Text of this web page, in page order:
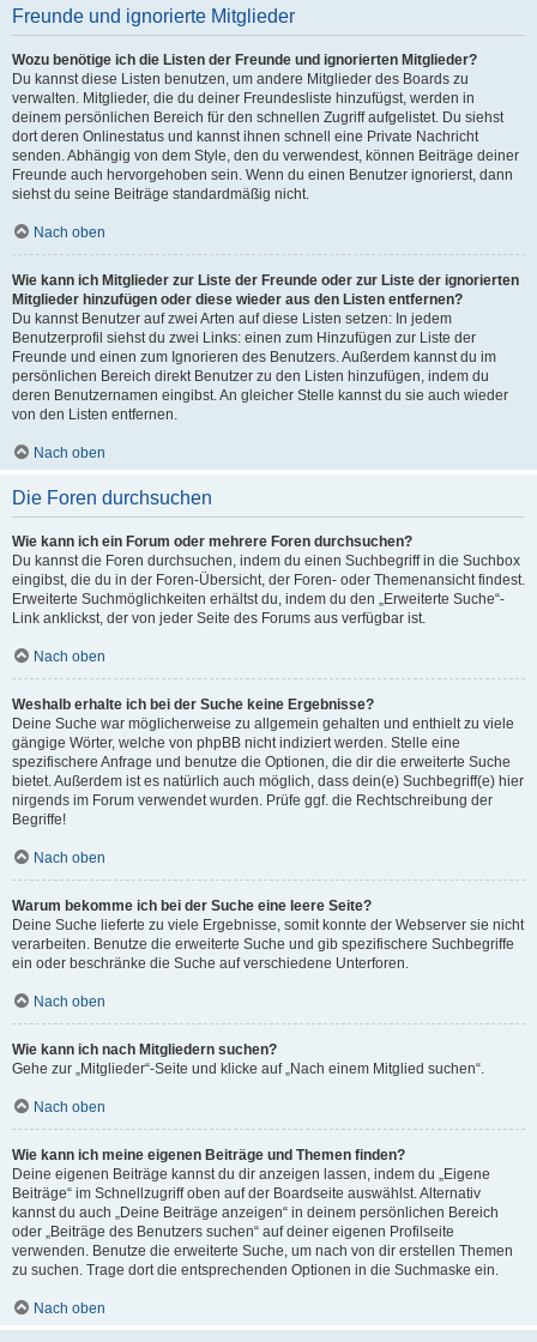
Freunde und ignorierte Mitglieder
Wozu benötige ich die Listen der Freunde und ignorierten Mitglieder?
Du kannst diese Listen benutzen, um andere Mitglieder des Boards zu
verwalten. Mitglieder, die du deiner Freundesliste hinzufügst, werden in
deinem persönlichen Bereich für den schnellen Zugriff aufgelistet. Du siehst
dort deren Onlinestatus und kannst ihnen schnell eine Private Nachricht
senden. Abhängig von dem Style, den du verwendest, können Beiträge deiner
Freunde auch hervorgehoben sein. Wenn du einen Benutzer ignorierst, dann
siehst du seine Beiträge standardmäßig nicht.
Nach oben
Wie kann ich Mitglieder zur Liste der Freunde oder zur Liste der ignorierten
Mitglieder hinzufügen oder diese wieder aus den Listen entfernen?
Du kannst Benutzer auf zwei Arten auf diese Listen setzen: In jedem
Benutzerprofil siehst du zwei Links: einen zum Hinzufügen zur Liste der
Freunde und einen zum Ignorieren des Benutzers. Außerdem kannst du im
persönlichen Bereich direkt Benutzer zu den Listen hinzufügen, indem du
deren Benutzernamen eingibst. An gleicher Stelle kannst du sie auch wieder
von den Listen entfernen.
Nach oben
Die Foren durchsuchen
Wie kann ich ein Forum oder mehrere Foren durchsuchen?
Du kannst die Foren durchsuchen, indem du einen Suchbegriff in die Suchbox
eingibst, die du in der Foren-Übersicht, der Foren- oder Themenansicht findest.
Erweiterte Suchmöglichkeiten erhältst du, indem du den „Erweiterte Suche“-
Link anklickst, der von jeder Seite des Forums aus verfügbar ist.
Nach oben
Weshalb erhalte ich bei der Suche keine Ergebnisse?
Deine Suche war möglicherweise zu allgemein gehalten und enthielt zu viele
gängige Wörter, welche von phpBB nicht indiziert werden. Stelle eine
spezifischere Anfrage und benutze die Optionen, die dir die erweiterte Suche
bietet. Außerdem ist es natürlich auch möglich, dass dein(e) Suchbegriff(e) hier
nirgends im Forum verwendet wurden. Prüfe ggf. die Rechtschreibung der
Begriffe!
Nach oben
Warum bekomme ich bei der Suche eine leere Seite?
Deine Suche lieferte zu viele Ergebnisse, somit konnte der Webserver sie nicht
verarbeiten. Benutze die erweiterte Suche und gib spezifischere Suchbegriffe
ein oder beschränke die Suche auf verschiedene Unterforen.
Nach oben
Wie kann ich nach Mitgliedern suchen?
Gehe zur „Mitglieder“-Seite und klicke auf „Nach einem Mitglied suchen“.
Nach oben
Wie kann ich meine eigenen Beiträge und Themen finden?
Deine eigenen Beiträge kannst du dir anzeigen lassen, indem du „Eigene
Beiträge“ im Schnellzugriff oben auf der Boardseite auswählst. Alternativ
kannst du auch „Deine Beiträge anzeigen“ in deinem persönlichen Bereich
oder „Beiträge des Benutzers suchen“ auf deiner eigenen Profilseite
verwenden. Benutze die erweiterte Suche, um nach von dir erstellen Themen
zu suchen. Trage dort die entsprechenden Optionen in die Suchmaske ein.
Nach oben